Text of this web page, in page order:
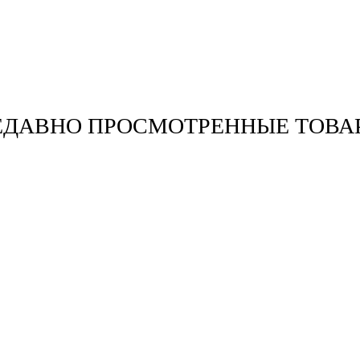
ПРОСМОТРЕННЫЕ